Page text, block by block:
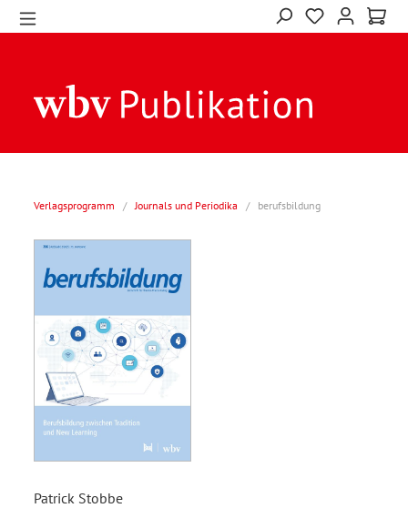
Verlagsprogramm / Journals und Periodika / berufsbildung
Patrick Stobbe